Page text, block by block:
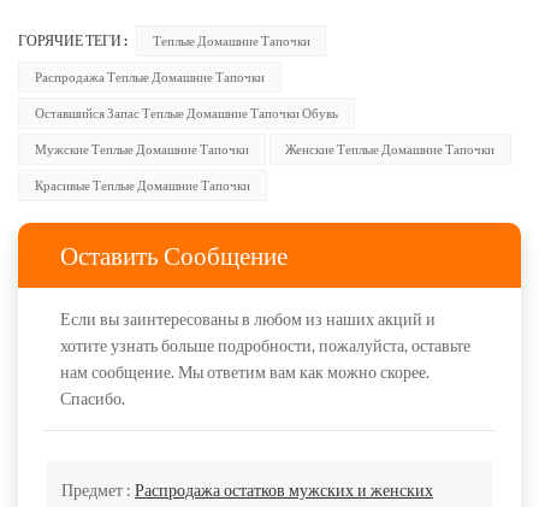
ГОРЯЧИЕ ТЕГИ : Теплые Домашние Тапочки
Распродажа Теплые Домашние Тапочки
Оставшийся Запас Теплые Домашние Тапочки Обувь
Мужские Теплые Домашние Тапочки Женские Теплые Домашние Тапочки
Красивые Теплые Домашние Тапочки
Оставить Сообщение
Если вы заинтересованы в любом из наших акций и
хотите узнать больше подробности, пожалуйста, оставьте
нам сообщение. Мы ответим вам как можно скорее.
Спасибо.
Предмет : Распродажа остатков мужских и женских